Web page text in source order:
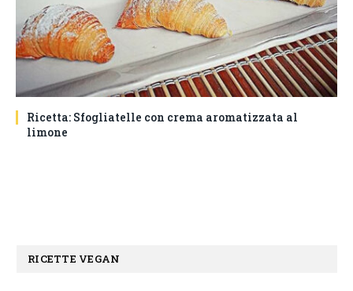
Ricetta: Sfogliatelle con crema aromatizzata al
limone
RICETTE VEGAN